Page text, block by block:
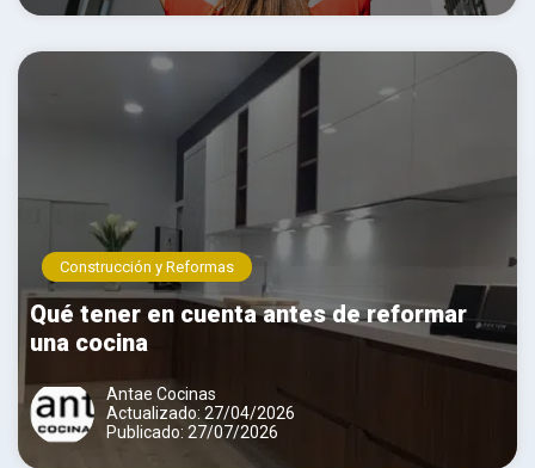
Construcción y Reformas
Qué tener en cuenta antes de reformar
una cocina
Antae Cocinas
Actualizado: 27/04/2026
Publicado: 27/07/2026